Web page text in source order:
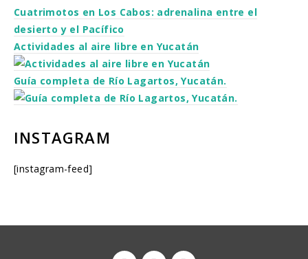
Cuatrimotos en Los Cabos: adrenalina entre el
desierto y el Pacífico
Actividades al aire libre en Yucatán
Guía completa de Río Lagartos, Yucatán.
INSTAGRAM
[instagram-feed]